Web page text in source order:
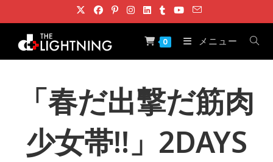
ン
0 メニュー
「春だ出撃だ筋肉
少女帯!!」2DAYS